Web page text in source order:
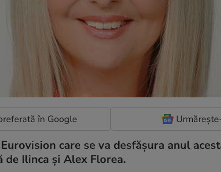
în Google
care se va desfășura anul
de Ilinca și Alex Florea.